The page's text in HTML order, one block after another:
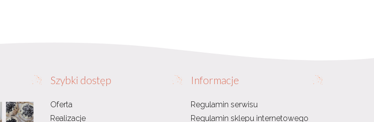
Szybki dostęp
Oferta
Realizacje
Informacje
Regulamin serwisu
Regulamin sklepu internetowego